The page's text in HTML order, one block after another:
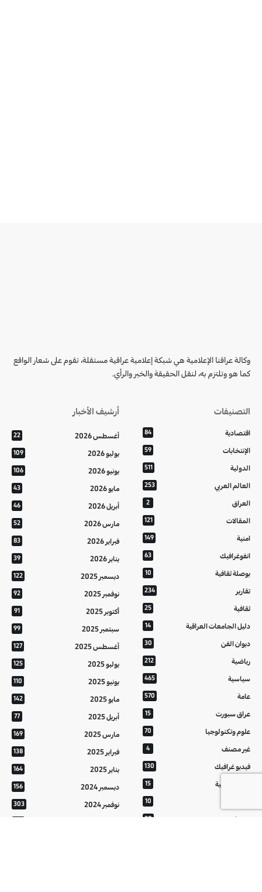
وكالة عراقنا الإعلامية هي شبكة إعلامية عراقية مستقلة، تقوم على شعار الواقع
كما هو وتلتزم به، لنقل الحقيقة والخبر والرأي.
التصنيفات
اقتصادية 84
الإنتخابات 59
الدولية 511
العالم العربي 253
العراق 2
المقالات 121
امنية 149
انفوغرافيك 63
بوصلة ثقافية 10
تقارير 234
ثقافية 25
دليل الجامعات العراقية 14
ديوان الفن 30
رياضية 212
سياسية 465
عامة 570
عراق سبورت 15
علوم وتكنولوجيا 70
غير مصنف 4
فيديو غرافيك 130
معالم عراقية 15
10
منوعات 20
أرشيف الأخبار
أغسطس 2026 22
يوليو 2026 109
يونيو 2026 106
مايو 2026 43
أبريل 2026 46
مارس 2026 52
فبراير 2026 83
يناير 2026 39
ديسمبر 2025 122
نوفمبر 2025 92
أكتوبر 2025 91
سبتمبر 2025 99
أغسطس 2025 127
يوليو 2025 125
يونيو 2025 110
مايو 2025 142
أبريل 2025 77
مارس 2025 169
فبراير 2025 138
يناير 2025 164
ديسمبر 2024 156
نوفمبر 2024 303